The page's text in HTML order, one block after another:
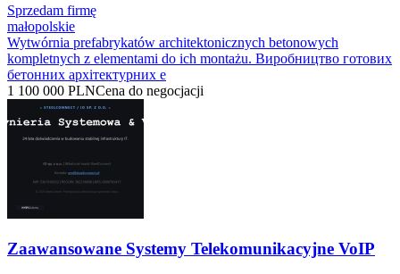
Sprzedam firmę
małopolskie
Wytwórnia prefabrykatów architektonicznych betonowych
kompletnych z elementami do ich montażu. Виробництво готових
бетонних архітектурних е
1 100 000 PLNCena do negocjacji
Zaawansowane Systemy Telekomunikacyjne VoIP